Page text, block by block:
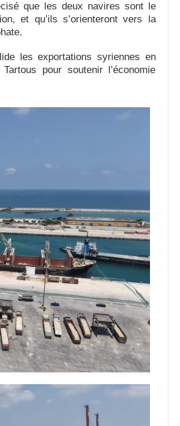
que les deux navires sont le
et qu’ils s’orienteront vers la
les exportations syriennes en
pour soutenir l’économie